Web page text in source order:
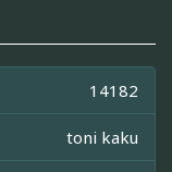
14182
toni kaku